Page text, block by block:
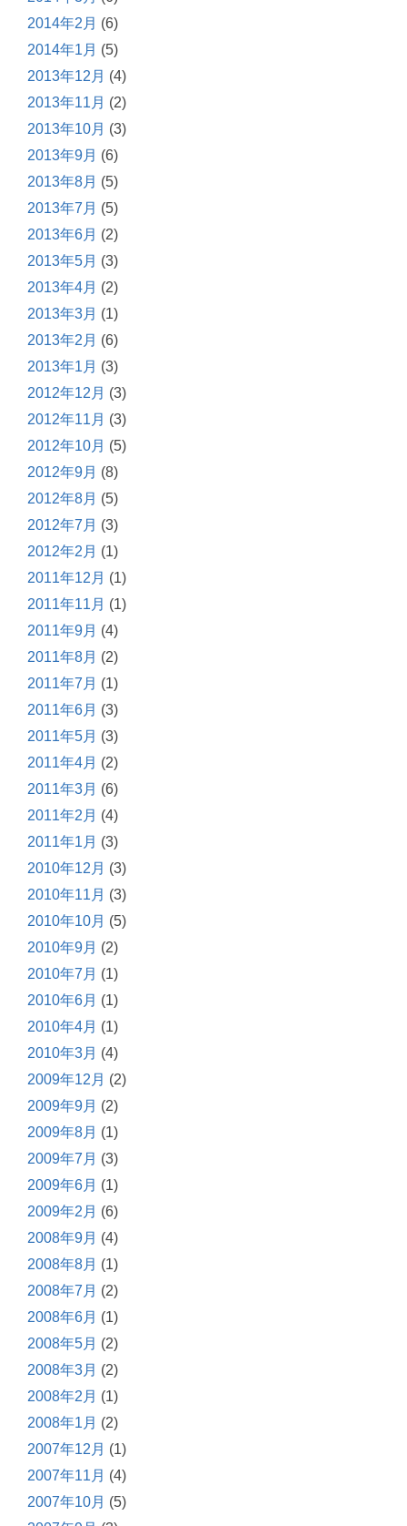
2014年2月 (6)
2014年1月 (5)
2013年12月 (4)
2013年11月 (2)
2013年10月 (3)
2013年9月 (6)
2013年8月 (5)
2013年7月 (5)
2013年6月 (2)
2013年5月 (3)
2013年4月 (2)
2013年3月 (1)
2013年2月 (6)
2013年1月 (3)
2012年12月 (3)
2012年11月 (3)
2012年10月 (5)
2012年9月 (8)
2012年8月 (5)
2012年7月 (3)
2012年2月 (1)
2011年12月 (1)
2011年11月 (1)
2011年9月 (4)
2011年8月 (2)
2011年7月 (1)
2011年6月 (3)
2011年5月 (3)
2011年4月 (2)
2011年3月 (6)
2011年2月 (4)
2011年1月 (3)
2010年12月 (3)
2010年11月 (3)
2010年10月 (5)
2010年9月 (2)
2010年7月 (1)
2010年6月 (1)
2010年4月 (1)
2010年3月 (4)
2009年12月 (2)
2009年9月 (2)
2009年8月 (1)
2009年7月 (3)
2009年6月 (1)
2009年2月 (6)
2008年9月 (4)
2008年8月 (1)
2008年7月 (2)
2008年6月 (1)
2008年5月 (2)
2008年3月 (2)
2008年2月 (1)
2008年1月 (2)
2007年12月 (1)
2007年11月 (4)
2007年10月 (5)